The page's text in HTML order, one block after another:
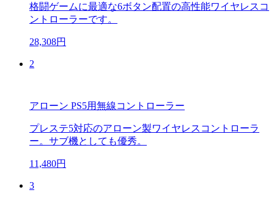
格闘ゲームに最適な6ボタン配置の高性能ワイヤレスコ
ントローラーです。
28,308円
2
アローン PS5用無線コントローラー
プレステ5対応のアローン製ワイヤレスコントローラ
ー。サブ機としても優秀。
11,480円
3